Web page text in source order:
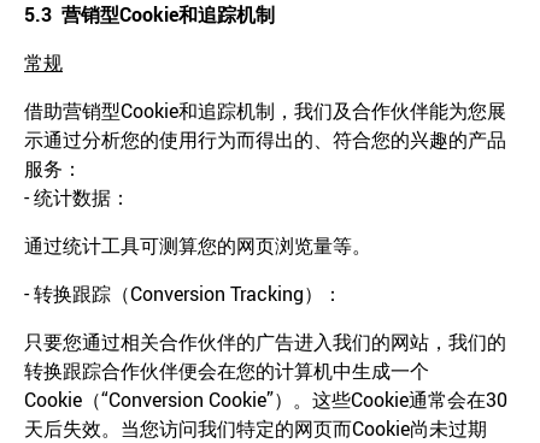
5.3 营销型Cookie和追踪机制
常规
借助营销型Cookie和追踪机制，我们及合作伙伴能为您展
示通过分析您的使用行为而得出的、符合您的兴趣的产品
服务：
- 统计数据：
通过统计工具可测算您的网页浏览量等。
- 转换跟踪（Conversion Tracking）：
只要您通过相关合作伙伴的广告进入我们的网站，我们的
转换跟踪合作伙伴便会在您的计算机中生成一个
Cookie（“Conversion Cookie”）。这些Cookie通常会在30
天后失效。当您访问我们特定的网页而Cookie尚未过期